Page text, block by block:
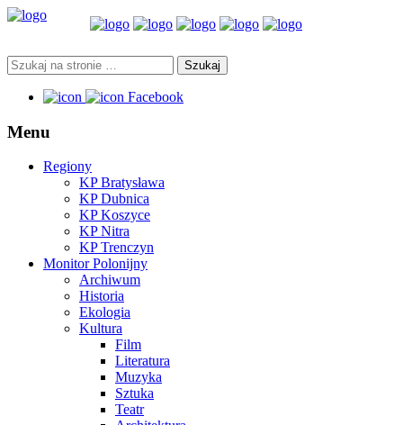
Facebook
Menu
Regiony
KP Bratysława
KP Dubnica
KP Koszyce
KP Nitra
KP Trenczyn
Monitor Polonijny
Archiwum
Historia
Ekologia
Kultura
Film
Literatura
Muzyka
Sztuka
Teatr